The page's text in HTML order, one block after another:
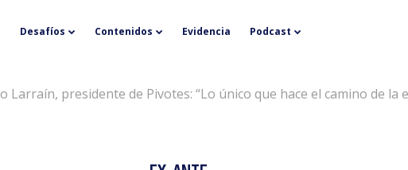
Desafíos Contenidos Evidencia Podcast
Larraín, presidente de Pivotes: “Lo único que hace el camino de